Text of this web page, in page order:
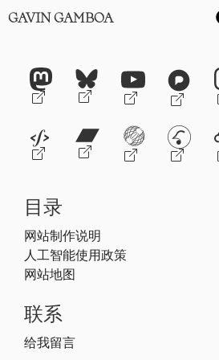
GAVIN GAMBOA
目录
网站制作说明
人工智能使用政策
网站地图
联系
给我留言